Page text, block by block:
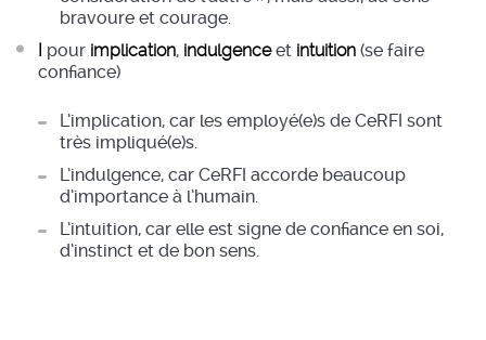
bravoure et courage.
I pour implication, indulgenceet intuition (se faire
confiance)
L’implication, car les employé(e)s de CeRFI sont
très impliqué(e)s.
L’indulgence, car CeRFI accorde beaucoup
d’importance à l’humain.
L’intuition, car elle est signe de confiance en soi,
d’instinct et de bon sens.